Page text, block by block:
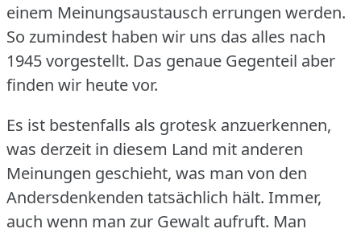
einem Meinungsaustausch errungen werden.
So zumindest haben wir uns das alles nach
1945 vorgestellt. Das genaue Gegenteil aber
finden wir heute vor.
Es ist bestenfalls als grotesk anzuerkennen,
was derzeit in diesem Land mit anderen
Meinungen geschieht, was man von den
Andersdenkenden tatsächlich hält. Immer,
auch wenn man zur Gewalt aufruft. Man